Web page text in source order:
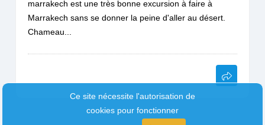
marrakech est une très bonne excursion à faire à
Marrakech sans se donner la peine d'aller au désert.
Chameau...
Ce site nécessite l'autorisation de
cookies pour fonctionner